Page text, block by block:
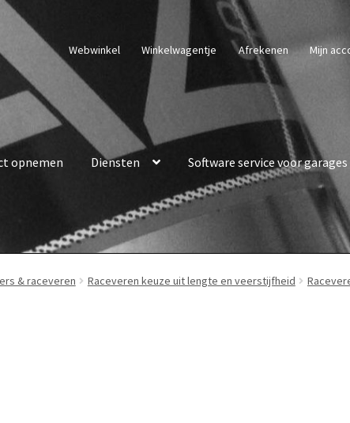
Webwinkel Winkelwagentje Afrekenen Mijn
opnemen Diensten Software service voor garages
& raceveren Raceveren keuze uit lengte en veerstijfheid